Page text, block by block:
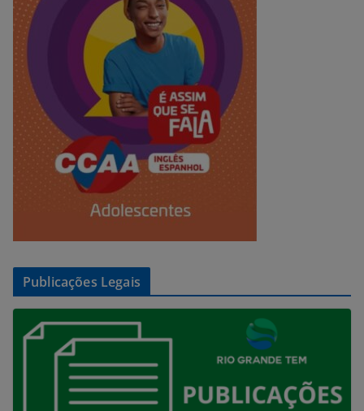
Publicações Legais